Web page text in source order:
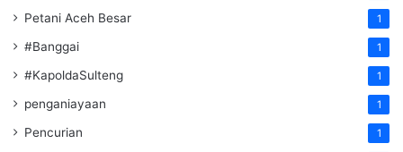
Petani Aceh Besar 1
#Banggai 1
#KapoldaSulteng 1
penganiayaan 1
Pencurian 1